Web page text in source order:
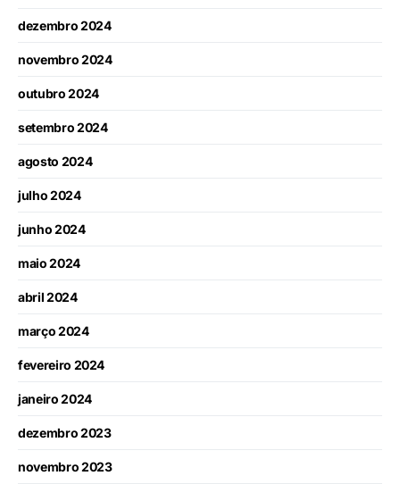
dezembro 2024
novembro 2024
outubro 2024
setembro 2024
agosto 2024
julho 2024
junho 2024
maio 2024
abril 2024
março 2024
fevereiro 2024
janeiro 2024
dezembro 2023
novembro 2023